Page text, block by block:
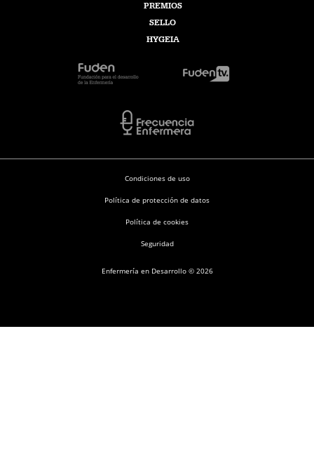
PREMIOS
SELLO
HYGEIA
Enfermería en Desarrollo © 2026
Condiciones de uso
Política de protección de datos
Política de cookies
Seguridad